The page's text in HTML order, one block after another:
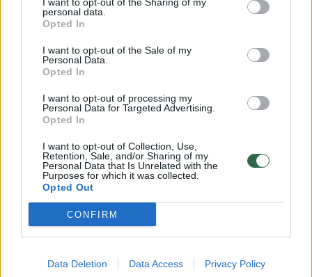
personal data.
Opted In
I want to opt-out of the Sale of my
Personal Data.
Opted In
I want to opt-out of processing my
Personal Data for Targeted Advertising.
Opted In
I want to opt-out of Collection, Use,
Retention, Sale, and/or Sharing of my
Personal Data that Is Unrelated with the
Purposes for which it was collected.
Opted Out
CONFIRM
Data Deletion Data Access Privacy Policy
Nepakliūti į spūstį būtų galima nuo Trakų
važiuojant Abiejų Tautų Respublikos plentu,
bet kaip tyčia savivaldybė pradėjo šios
gatvės remontą.
Negana to, ji ruošiasi platinti ir Gariūnų gatvę
link magistralės Vilnius–Kaunas, kuri šiuo
metu yra tik vienos eismo juostos.
Norite skaityti toliau?